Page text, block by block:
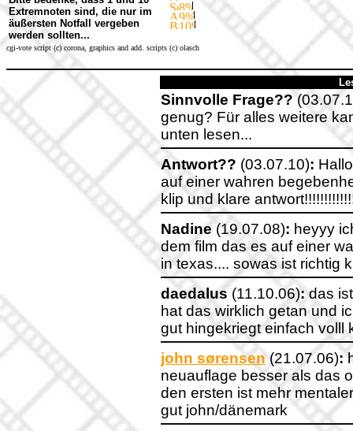
Extremnoten sind, die nur im
äußersten Notfall vergeben
werden sollten...
cgi-vote script (c) corona, graphics and add. scripts (c) olasch
Sinnvolle Frage??
genug? Für alles weitere
unten lesen...
Antwort?? (03.07.10):
auf einer wahren
klip und klare
Nadine (19.07.08): heyyy
dem film das es auf einer
in texas.... sowas ist richtig
daedalus (11.10.06): das
hat das wirklich getan und
gut hingekriegt einfach volll
john sørensen(21.07.06):
neuauflage besser als das
den ersten ist mehr
gut john/dänemark